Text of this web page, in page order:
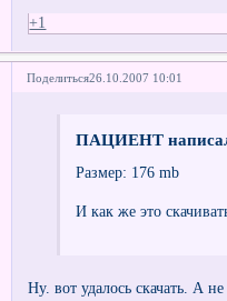
+1
Поделиться26.10.2007 10:01
ПАЦИЕНТ
Размер: 176 mb
И как же это
Ну. вот удалось скачать. А